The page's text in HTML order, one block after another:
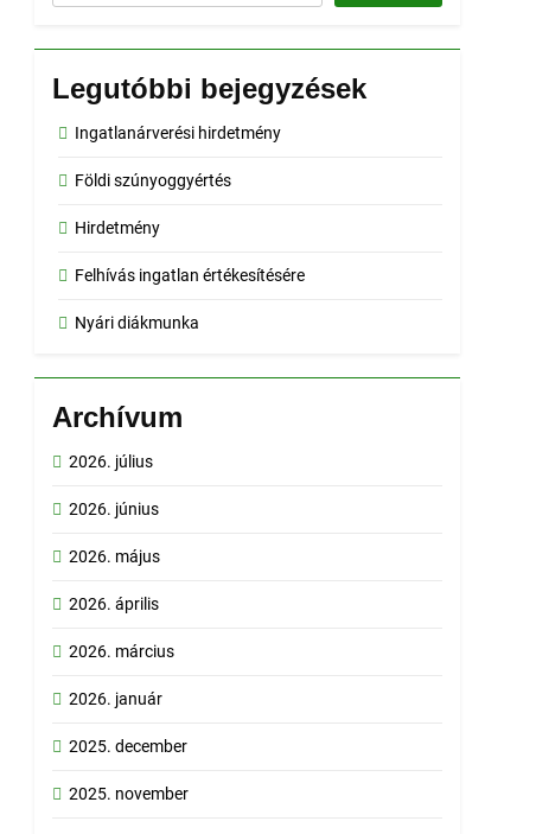
Legutóbbi bejegyzések
Ingatlanárverési hirdetmény
Földi szúnyoggyértés
Hirdetmény
Felhívás ingatlan értékesítésére
Nyári diákmunka
Archívum
2026. július
2026. június
2026. május
2026. április
2026. március
2026. január
2025. december
2025. november